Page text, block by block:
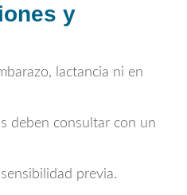
y
lactancia ni en
deben consultar con un
previa.